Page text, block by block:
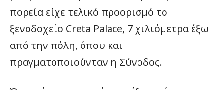
πορεία είχε τελικό προορισμό το
ξενοδοχείο Creta Palace, 7 χιλιόμετρα έξω
από την πόλη, όπου και
πραγματοποιούνταν η Σύνοδος.